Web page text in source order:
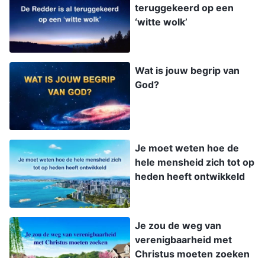
teruggekeerd op een
‘witte wolk’
Wat is jouw begrip van
God?
Je moet weten hoe de
hele mensheid zich tot op
heden heeft ontwikkeld
Je zou de weg van
verenigbaarheid met
Christus moeten zoeken